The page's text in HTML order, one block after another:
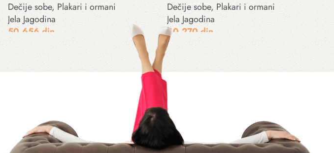
Dečije sobe,Plakari i ormani
Jela Jagodina
50.656din
Odaberite opcije
Dečije sobe,Plakari i ormani
Jela Jagodina
40.270din
Odaberite opcije